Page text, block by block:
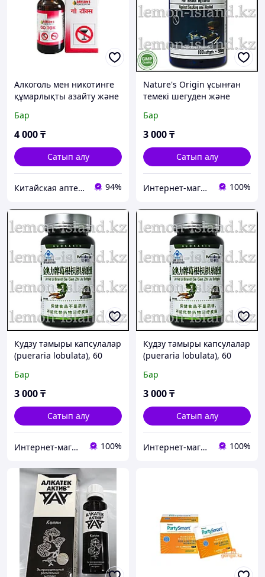
Алкоголь мен никотинге
құмарлықты азайту және
жеңілдету үшін Go Tox
тамшылары
Бар
4 000₸
Сатып алу
Китайская аптека "Chinamed" 94%
Nature's Origin ұсынған
темекі шегуден және
тартуға арналған кешен,
100 капс.
Бар
3 000₸
Сатып алу
Интернет-магазин "Лимонный островок" 100%
Кудзу тамыры капсулалар
(pueraria lobulata), 60
Бар
3 000₸
Сатып алу
Интернет-магазин "Лимонный островок" 100%
Кудзу тамыры капсулалар
(pueraria lobulata), 60
Бар
3 000₸
Сатып алу
Интернет-магазин "Лимонный островок" 100%